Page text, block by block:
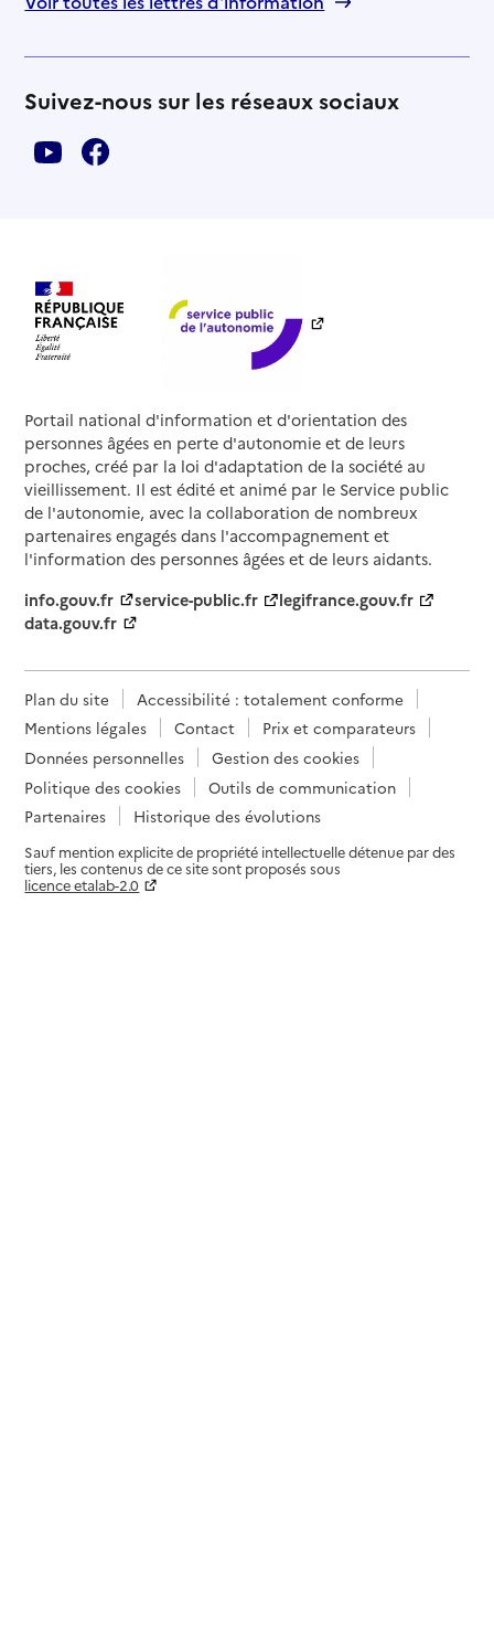
Suivez-nous sur les réseaux sociaux
Portail national d'information et d'orientation des
personnes âgées en perte d'autonomie et de leurs
proches, créé par la loi d'adaptation de la société au
vieillissement. Il est édité et animé par le Service public
de l'autonomie, avec la collaboration de nombreux
partenaires engagés dans l'accompagnement et
l'information des personnes âgées et de leurs aidants.
info.gouv.fr
service-public.fr
legifrance.gouv.fr
data.gouv.fr
Plan du site
Accessibilité : totalement conforme
Mentions légales
Contact
Prix et comparateurs
Données personnelles
Gestion des cookies
Politique des cookies
Outils de communication
Partenaires
Historique des évolutions
Sauf mention explicite de propriété intellectuelle détenue par des
tiers, les contenus de ce site sont proposés sous
licence etalab-2.0